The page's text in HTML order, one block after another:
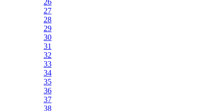
27
28
29
30
31
32
33
34
35
36
37
38